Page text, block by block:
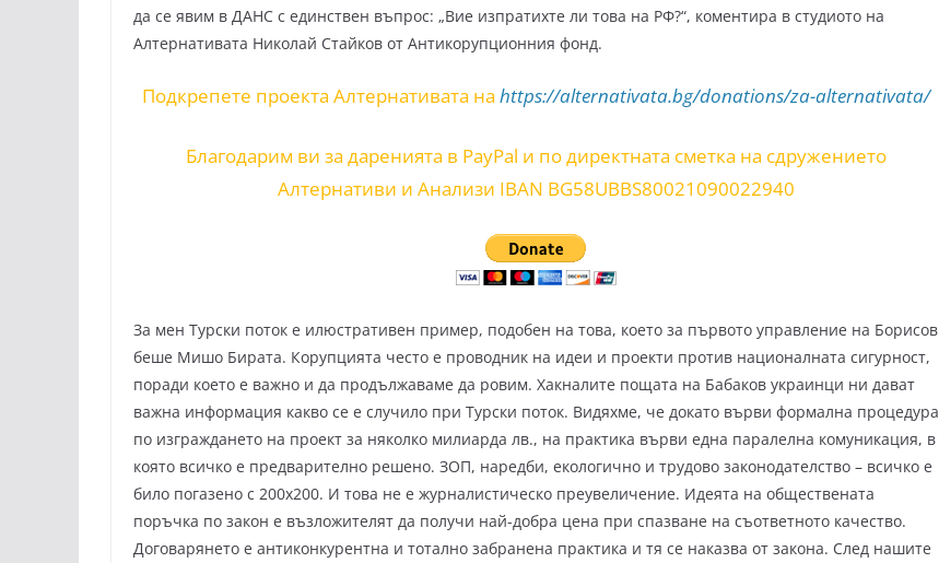
да се явим в ДАНС с единствен въпрос: „Вие изпратихте ли това на РФ?“, коментира в студиото на
Алтернативата Николай Стайков от Антикорупционния фонд.
Подкрепете проекта Алтернативата на https://alternativata.bg/donations/za-alternativata/
Благодарим ви за даренията в PayPal и по директната сметка на сдружението
Алтернативи и Анализи IBAN BG58UBBS80021090022940
За мен Турски поток е илюстративен пример, подобен на това, което за първото управление на Борисов
беше Мишо Бирата. Корупцията често е проводник на идеи и проекти против националната сигурност,
поради което е важно и да продължаваме да ровим. Хакналите пощата на Бабаков украинци ни дават
важна информация какво се е случило при Турски поток. Видяхме, че докато върви формална процедура
по изграждането на проект за няколко милиарда лв., на практика върви една паралелна комуникация, в
която всичко е предварително решено. ЗОП, наредби, екологично и трудово законодателство – всичко е
било погазено с 200х200. И това не е журналистическо преувеличение. Идеята на обществената
поръчка по закон е възложителят да получи най-добра цена при спазване на съответното качество.
Договарянето е антиконкурентна и тотално забранена практика и тя се наказва от закона. След нашите